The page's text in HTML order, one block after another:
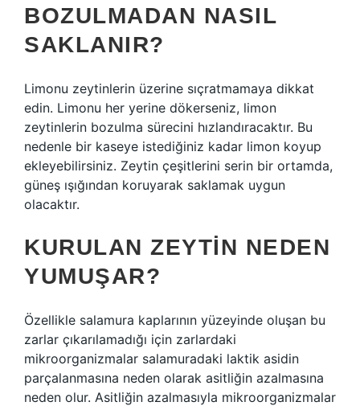
BOZULMADAN NASIL
SAKLANIR?
Limonu zeytinlerin üzerine sıçratmamaya dikkat
edin. Limonu her yerine dökerseniz, limon
zeytinlerin bozulma sürecini hızlandıracaktır. Bu
nedenle bir kaseye istediğiniz kadar limon koyup
ekleyebilirsiniz. Zeytin çeşitlerini serin bir ortamda,
güneş ışığından koruyarak saklamak uygun
olacaktır.
KURULAN ZEYTIN NEDEN
YUMUŞAR?
Özellikle salamura kaplarının yüzeyinde oluşan bu
zarlar çıkarılamadığı için zarlardaki
mikroorganizmalar salamuradaki laktik asidin
parçalanmasına neden olarak asitliğin azalmasına
neden olur. Asitliğin azalmasıyla mikroorganizmalar